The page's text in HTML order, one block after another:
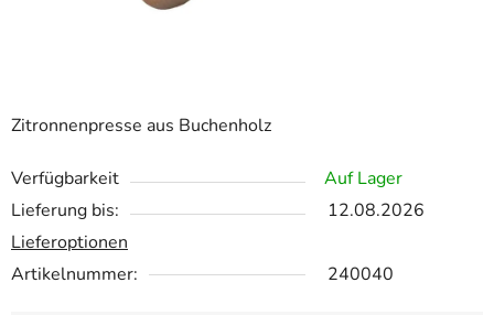
Zitronnenpresse aus Buchenholz
Verfügbarkeit
Auf Lager
Lieferung bis:
12.08.2026
Lieferoptionen
Artikelnummer:
240040